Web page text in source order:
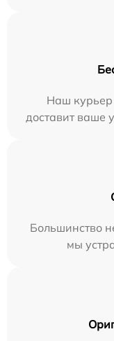
Наш курьер
доставит ваше
Большинство
мы